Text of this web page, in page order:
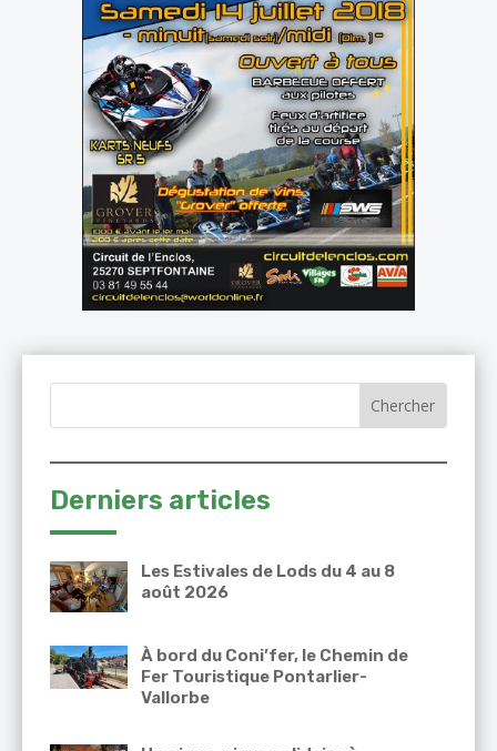
Derniers articles
Les Estivales de Lods du 4 au 8
août 2026
À bord du Coni’fer, le Chemin de
Fer Touristique Pontarlier-
Vallorbe